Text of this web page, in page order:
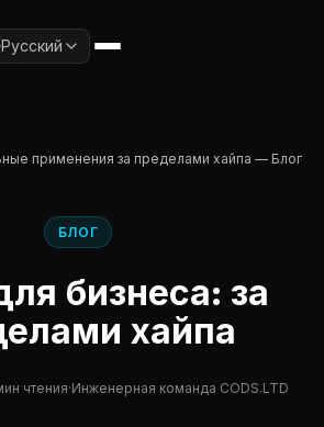
Русский
применения за пределами хайпа — Блог
БЛОГ
бизнеса: за
хайпа
чтения·Инженерная команда CODS.LTD